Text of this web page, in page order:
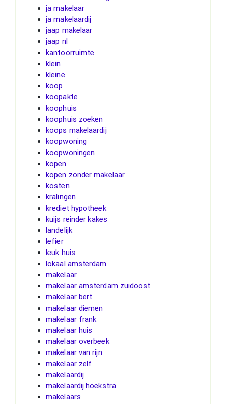
ja makelaar
ja makelaardij
jaap makelaar
jaap nl
kantoorruimte
klein
kleine
koop
koopakte
koophuis
koophuis zoeken
koops makelaardij
koopwoning
koopwoningen
kopen
kopen zonder makelaar
kosten
kralingen
krediet hypotheek
kuijs reinder kakes
landelijk
lefier
leuk huis
lokaal amsterdam
makelaar
makelaar amsterdam zuidoost
makelaar bert
makelaar diemen
makelaar frank
makelaar huis
makelaar overbeek
makelaar van rijn
makelaar zelf
makelaardij
makelaardij hoekstra
makelaars